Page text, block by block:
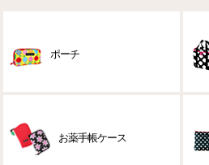
ポーチ
お薬手帳ケース